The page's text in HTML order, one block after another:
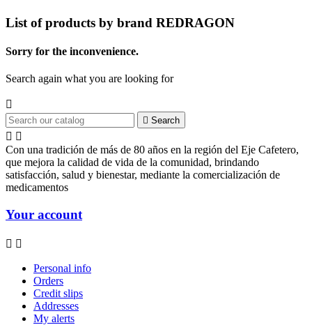
List of products by brand REDRAGON
Sorry for the inconvenience.
Search again what you are looking for

 Search
 
Con una tradición de más de 80 años en la región del Eje Cafetero,
que mejora la calidad de vida de la comunidad, brindando
satisfacción, salud y bienestar, mediante la comercialización de
medicamentos
Your account
 
Personal info
Orders
Credit slips
Addresses
My alerts